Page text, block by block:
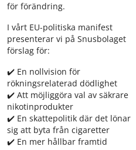
för förändring.
I vårt EU-politiska manifest
presenterar vi på Snusbolaget
förslag för:
✔️ En nollvision för
rökningsrelaterad dödlighet
✔️ Att möjliggöra val av säkrare
nikotinprodukter
✔️ En skattepolitik där det lönar
sig att byta från cigaretter
✔️ En mer hållbar framtid